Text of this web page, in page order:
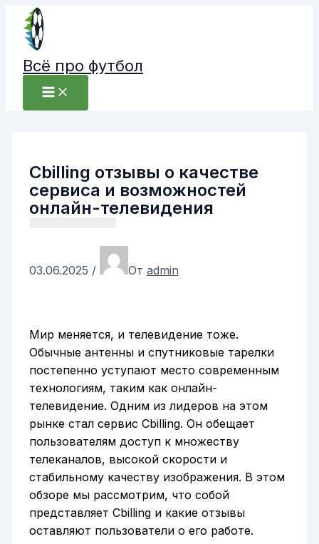
Перейти
содержимому
Всё про футбол
Cbilling отзывы о качестве
сервиса и возможностей
онлайн-телевидения
03.06.2025 / От admin
Мир меняется, и телевидение тоже.
Обычные антенны и спутниковые тарелки
постепенно уступают место современным
технологиям, таким как онлайн-
телевидение. Одним из лидеров на этом
рынке стал сервис Cbilling. Он обещает
пользователям доступ к множеству
телеканалов, высокой скорости и
стабильному качеству изображения. В этом
обзоре мы рассмотрим, что собой
представляет Cbilling и какие отзывы
оставляют пользователи о его работе.